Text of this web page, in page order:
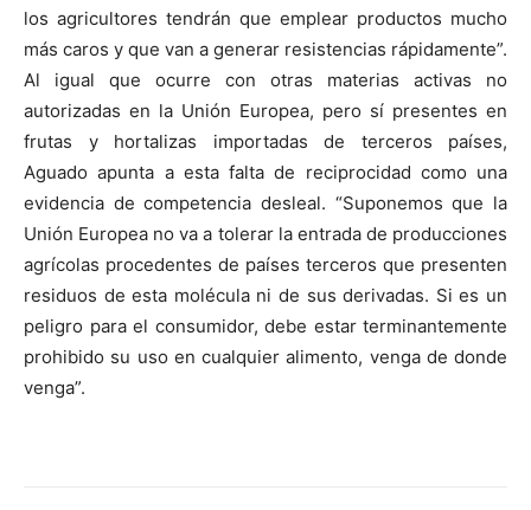
los agricultores tendrán que emplear productos mucho
más caros y que van a generar resistencias rápidamente”.
Al igual que ocurre con otras materias activas no
autorizadas en la Unión Europea, pero sí presentes en
frutas y hortalizas importadas de terceros países,
Aguado apunta a esta falta de reciprocidad como una
evidencia de competencia desleal. “Suponemos que la
Unión Europea no va a tolerar la entrada de producciones
agrícolas procedentes de países terceros que presenten
residuos de esta molécula ni de sus derivadas. Si es un
peligro para el consumidor, debe estar terminantemente
prohibido su uso en cualquier alimento, venga de donde
venga”.